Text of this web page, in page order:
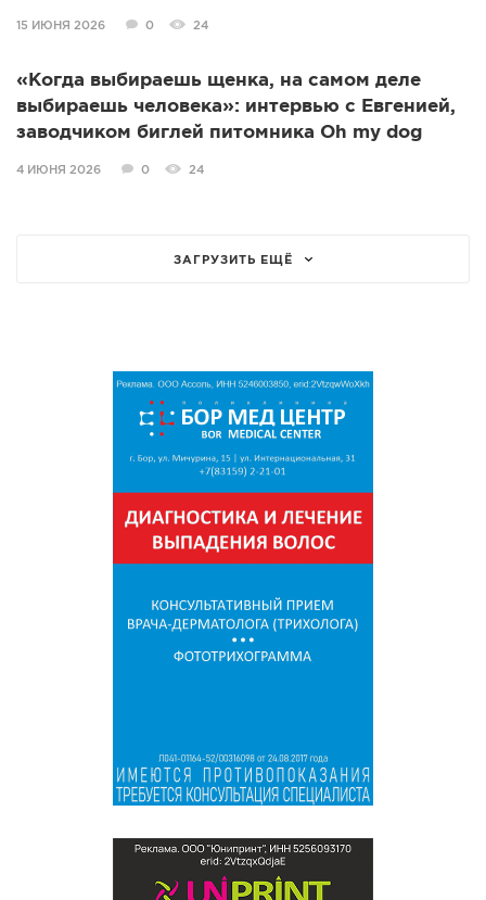
15 ИЮНЯ 2026 0 24
«Когда выбираешь щенка, на самом деле
выбираешь человека»: интервью с Евгенией,
заводчиком биглей питомника Oh my dog
4 ИЮНЯ 2026 0 24
ЗАГРУЗИТЬ ЕЩЁ